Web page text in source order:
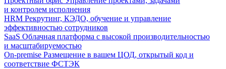
и контролем исполнения
HRM Рекрутинг, КЭДО, обучение и управление
эффективностью сотрудников
SaaS Облачная платформа с высокой производительностью
и масштабируемостью
On-premise Размещение в вашем ЦОД, открытый код и
соответствие ФСТЭК